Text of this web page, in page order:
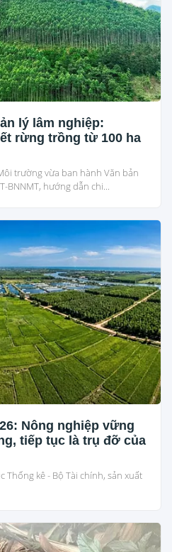
lý lâm nghiệp:
rừng trồng từ 100 ha
trường vừa ban hành Văn bản
BNNMT, hướng dẫn chi...
Nông nghiệp vững
tiếp tục là trụ đỡ của
Thống kê - Bộ Tài chính, sản xuất